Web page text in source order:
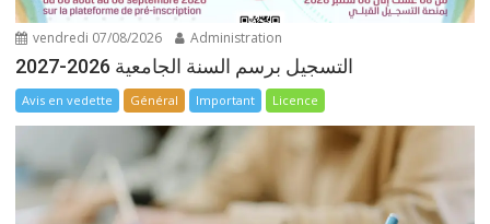
vendredi 07/08/2026 Administration
التسجيل برسم السنة الجامعية 2026-2027
Avis en vedette Général Important Licence